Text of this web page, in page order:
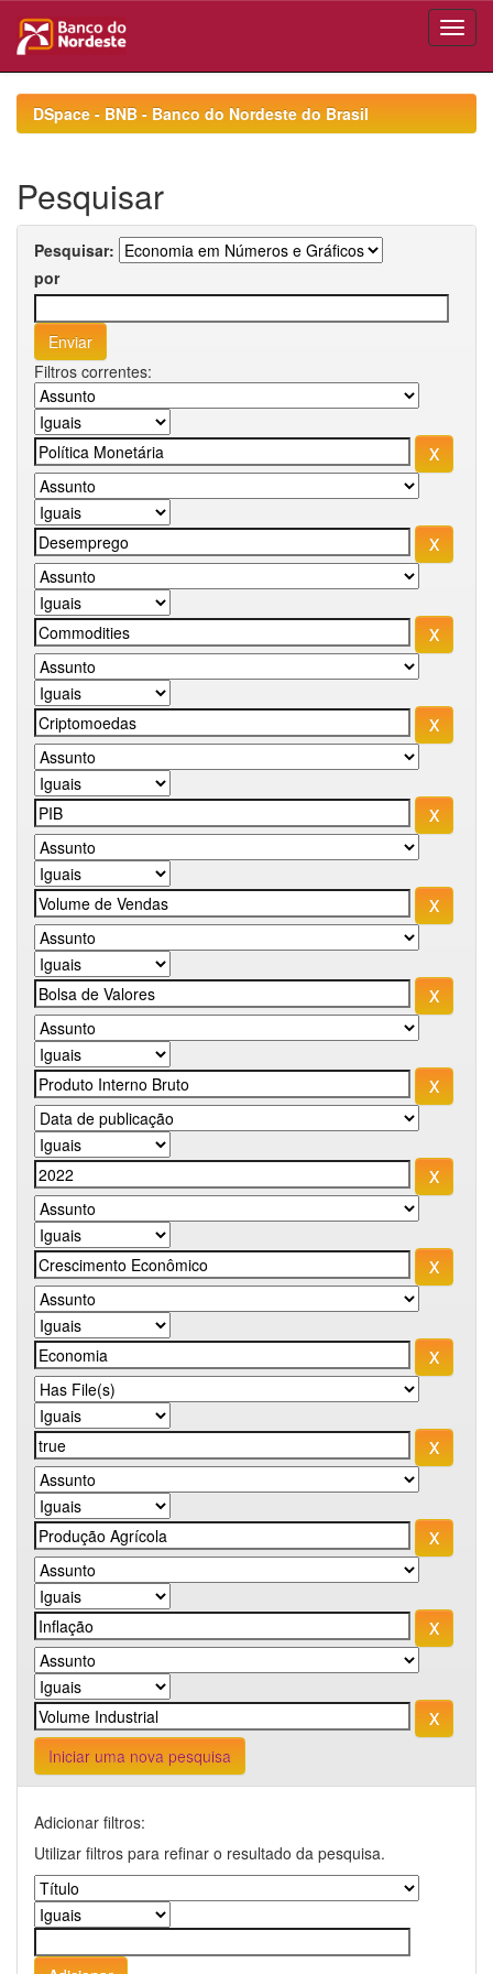
navigationDSpace - BNB - Banco do Nordeste do Brasil
Pesquisar
Pesquisar:
por
Filtros correntes:
Iniciar uma nova pesquisa
Adicionar filtros:
Utilizar filtros para refinar o resultado da pesquisa.